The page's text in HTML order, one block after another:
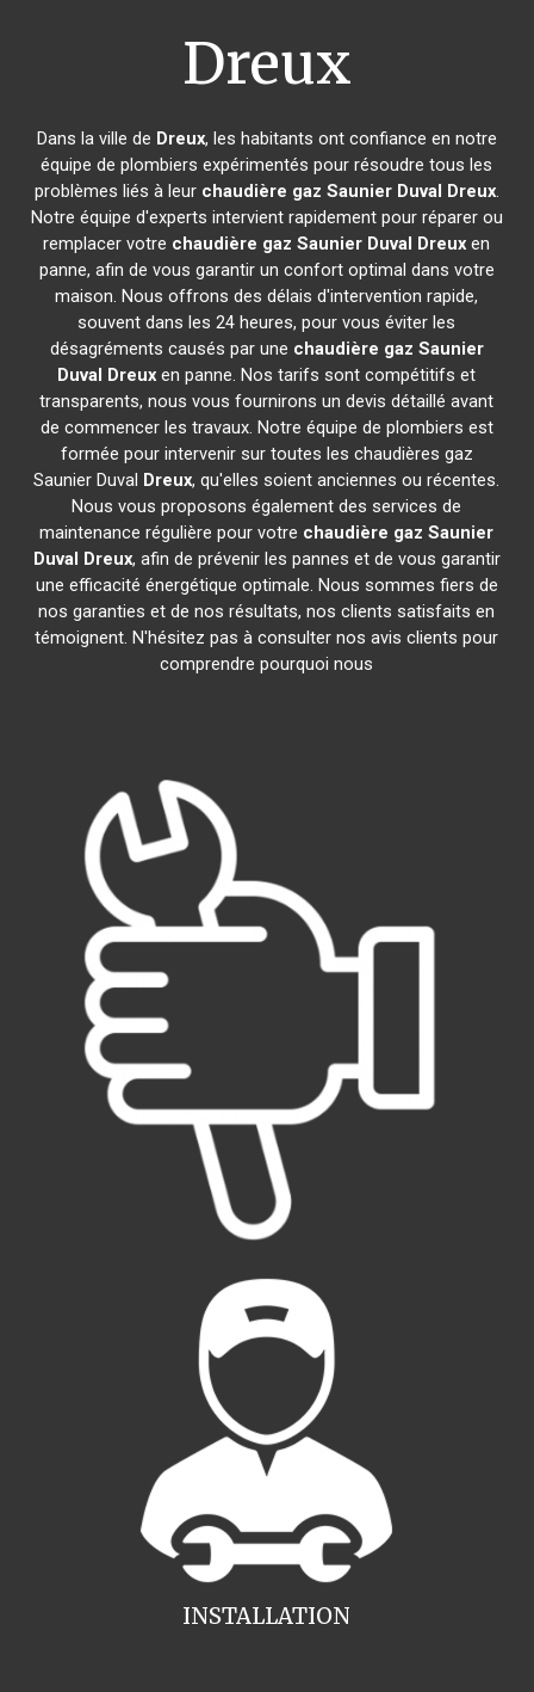
Dreux
Dans la ville de Dreux, les habitants ont confiance en notre
équipe de plombiers expérimentés pour résoudre tous les
problèmes liés à leur chaudière gaz Saunier Duval Dreux.
Notre équipe d'experts intervient rapidement pour réparer ou
remplacer votre chaudière gaz Saunier Duval Dreux en
panne, afin de vous garantir un confort optimal dans votre
maison. Nous offrons des délais d'intervention rapide,
souvent dans les 24 heures, pour vous éviter les
désagréments causés par une chaudière gaz Saunier
Duval Dreux en panne. Nos tarifs sont compétitifs et
transparents, nous vous fournirons un devis détaillé avant
de commencer les travaux. Notre équipe de plombiers est
formée pour intervenir sur toutes les chaudières gaz
Saunier Duval Dreux, qu'elles soient anciennes ou récentes.
Nous vous proposons également des services de
maintenance régulière pour votre chaudière gaz Saunier
Duval Dreux, afin de prévenir les pannes et de vous garantir
une efficacité énergétique optimale. Nous sommes fiers de
nos garanties et de nos résultats, nos clients satisfaits en
témoignent. N'hésitez pas à consulter nos avis clients pour
comprendre pourquoi nous
INSTALLATION